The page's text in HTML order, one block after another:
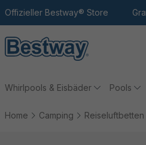
Hauptinhalt
Zur Suche
Zur Hauptnavigation
Offizieller Bestway® Store
Whirlpools & Eisbäder Pools
Home Camping Reiseluftbetten